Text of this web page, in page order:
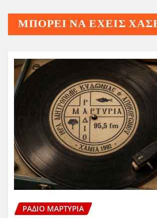
ΜΠΟΡΕΙ ΝΑ ΕΧΕΙΣ
ΡΆΔΙΟ ΜΑΡΤΥΡΊΑ